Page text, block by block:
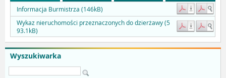
Wyszukiwarka
Informacja Burmistrza (146kB)
Wykaz nieruchomości przeznaczonych do dzierżawy (5
93.1kB)